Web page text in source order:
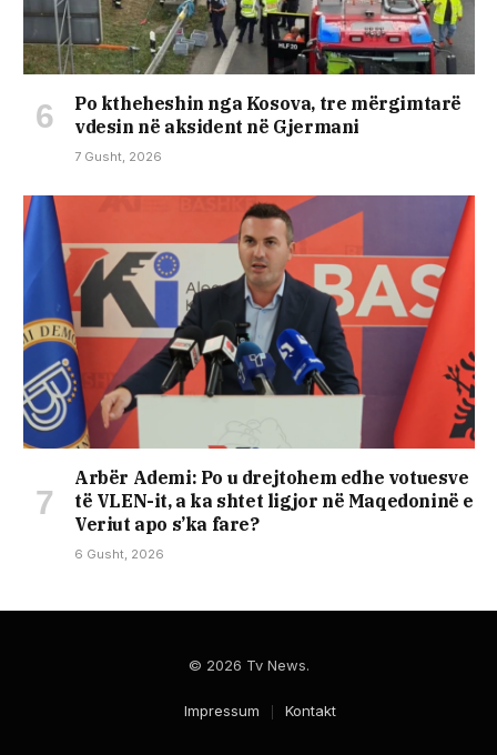
Po ktheheshin nga Kosova, tre mërgimtarë
vdesin në aksident në Gjermani
7 Gusht, 2026
Arbër Ademi: Po u drejtohem edhe votuesve
të VLEN-it, a ka shtet ligjor në Maqedoninë e
Veriut apo s’ka fare?
6 Gusht, 2026
© 2026 Tv News.
Impressum Kontakt